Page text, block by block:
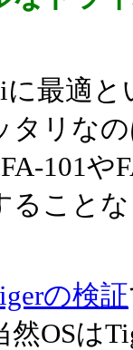
最適と
タリな
101
ること
の検証
然OSは